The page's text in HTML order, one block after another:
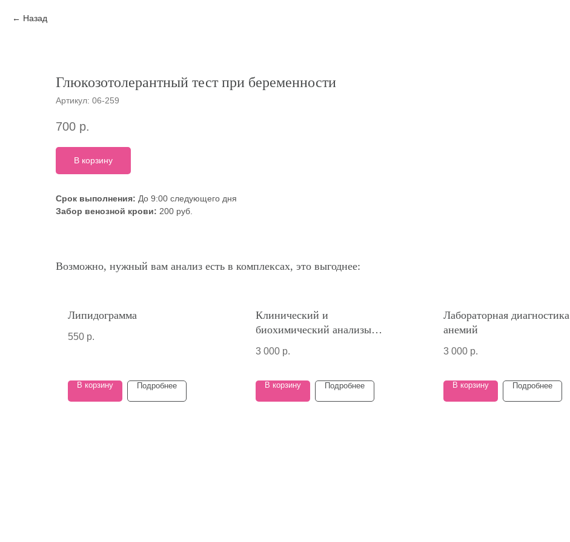
Назад
Глюкозотолерантный тест при беременности
Артикул: 06-259
700 р.
В корзину
Срок выполнения: До 9:00 следующего дня
Забор венозной крови: 200 руб.
Возможно, нужный вам анализ есть в комплексах, это выгоднее:
Липидограмма
550 р.
В корзину Подробнее
Клинический и
биохимический анализы
крови - основные показатели
3 000 р.
В корзину Подробнее
Лабораторная диагностика
анемий
3 000 р.
В корзину Подробнее